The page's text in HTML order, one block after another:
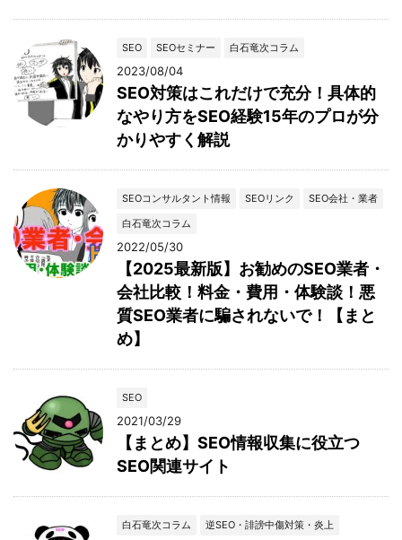
SEO SEOセミナー 白石竜次コラム
2023/08/04
SEO対策はこれだけで充分！具体的
なやり方をSEO経験15年のプロが分
かりやすく解説
SEOコンサルタント情報 SEOリンク
SEO会社・業者
白石竜次コラム
2022/05/30
【2025最新版】お勧めのSEO業者・
会社比較！料金・費用・体験談！悪
質SEO業者に騙されないで！【まと
め】
SEO
2021/03/29
【まとめ】SEO情報収集に役立つ
SEO関連サイト
白石竜次コラム 逆SEO・誹謗中傷対策・炎上